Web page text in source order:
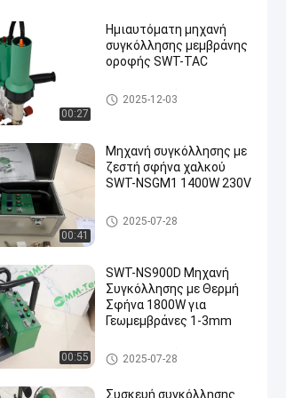
υποδοχών
00:27
Ημιαυτόματη μηχανή
συγκόλλησης μεμβράνης
οροφής SWT-TAC
Μηχανή συγκόλλησης TPO
2025-12-03
00:41
Μηχανή συγκόλλησης με
ζεστή σφήνα χαλκού
SWT-NSGM1 1400W 230V
Μηχανή συγκόλλησης Geome
mbrane
2025-07-28
00:55
SWT-NS900D Μηχανή
Συγκόλλησης με Θερμή
Σφήνα 1800W για
Γεωμεμβράνες 1-3mm
Μηχανή συγκόλλησης Geome
mbrane
2025-07-28
Συσκευή συγκόλλησης